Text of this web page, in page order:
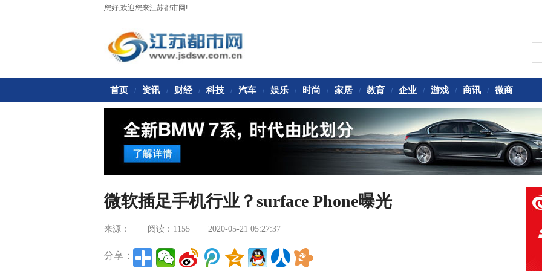
您好,欢迎您来江苏都市网!
首页 / 资讯 / 财经 / 科技 / 汽车 / 娱乐 / 时尚 / 家居 / 教育 / 企业 / 游戏 / 商讯 / 微商
微软插足手机行业？surface Phone曝光
来源： 阅读：1155 2020-05-21 05:27:37
分享：